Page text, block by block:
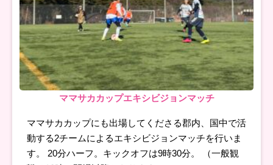
ママサカカップエキシビジョンマッチ
ママサカカップにも出場してくださる郡内、国中で活
動する2チームによるエキシビジョンマッチを行いま
す。 20分ハーフ。キックオフは9時30分。 （一般観